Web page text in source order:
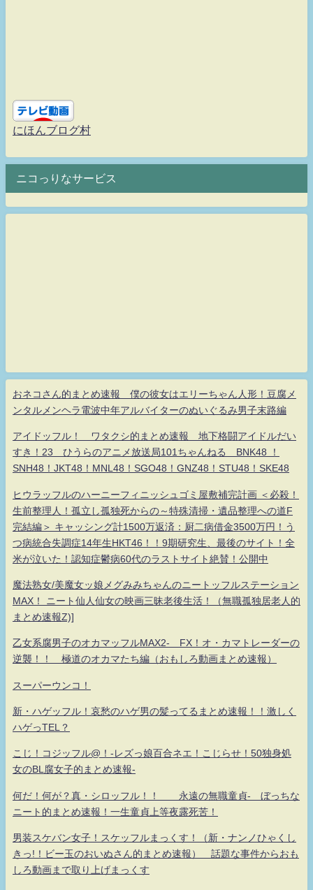
にほんブログ村
ニコっりなサービス
おネコさん的まとめ速報 僕の彼女はエリーちゃん人形！豆腐メ
ンタルメンヘラ電波中年アルバイターのぬいぐるみ男子末路編
アイドッフル！ ワタクシ的まとめ速報 地下格闘アイドルだい
すき！23 ひうらのアニメ放送局101ちゃんねる BNK48 ！
SNH48！JKT48！MNL48！SGO48！GNZ48！STU48！SKE48
ヒウラッフルのハーニーフィニッシュゴミ屋敷補完計画 ＜必殺！
生前整理人！孤立し孤独死からの～特殊清掃・遺品整理への道F
完結編＞ キャッシング計1500万返済：厨二病借金3500万円！う
つ病統合失調症14年生HKT46！！9期研究生、最後のサイト！全
米が泣いた！認知症鬱病60代のラストサイト絶賛！公開中
魔法熟女/美魔女ッ娘メグみみちゃんのニートッフルステーション
MAX！ ニート仙人仙女の映画三昧老後生活！（無職孤独居老人的
まとめ速報Z)]
乙女系腐男子のオカマッフルMAX2- FX！オ・カマトレーダーの
逆襲！！ 極道のオカマたち編（おもしろ動画まとめ速報）
スーパーウンコ！
新・ハゲッフル！哀愁のハゲ男の髪ってるまとめ速報！！激しく
ハゲっTEL？
こじ！コジッフル@！-レズっ娘百合ネエ！こじらせ！50独身処
女のBL腐女子的まとめ速報-
何だ！何が？真・シロッフル！！ 永遠の無職童貞- ぼっちな
ニート的まとめ速報！一生童貞上等夜露死苦！
男装スケバン女子！スケッフルまっくす！（新・ナンノひゃくし
きっ!！ビー玉のおいぬさん的まとめ速報） 話題な事件からおも
しろ動画まで取り上げまっくす